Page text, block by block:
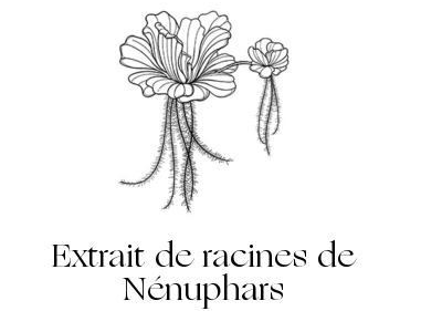
Extrait de racines de
Nénuphars